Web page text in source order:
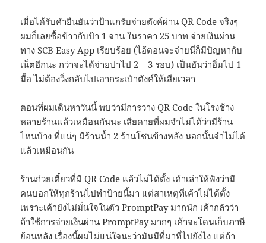
เมื่อได้รับคำยืนยันว่าป้าแกรับจ่ายตังค์ผ่าน QR Code จริงๆ
ผมก็เลยซื้อข้าวกับป้า 1 จาน ในราคา 25 บาท จ่ายเงินผ่าน
ทาง SCB Easy App เรียบร้อย (ไอ้ตอนจะจ่ายนี่ก็มีปัญหากับ
เน็ตอีกนะ กว่าจะได้จ่ายปาไป 2 – 3 รอบ) เป็นอันว่าอิ่มไป 1
มื้อ ไม่ต้องวิ่งกลับไปเอากระเป๋าตังค์ให้เสียเวลา
ตอนที่ผมเดินหาวันนี้ พบว่ามีการวาง QR Code ในโรงช้าง
หลายร้านแล้วเหมือนกันนะ เสียดายที่ผมจำไม่ได้ว่ามีร้าน
ไหนบ้าง ที่แน่ๆ มีร้านน้ำ 2 ร้านโซนข้างหลัง นอกนั้นจำไม่ได้
แล้วเหมือนกัน
ร้านก๋วยเตี๋ยวที่มี QR Code แล้วไม่ได้ตั้ง เค้าเล่าให้ฟังว่ามี
คนบอกให้ทุกร้านไปทำป้ายนี้มา แต่สาเหตุที่เค้าไม่ได้ตั้ง
เพราะเค้ายังไม่มั่นใจในตัว PromptPay มากนัก เค้ากลัวว่า
ถ้าใช้การจ่ายเงินผ่าน PromptPay มากๆ เค้าจะโดนเก็บภาษี
ย้อนหลัง เรื่องนี้ผมไม่แน่ใจนะว่ามันมีที่มาที่ไปยังไง แต่ถ้า